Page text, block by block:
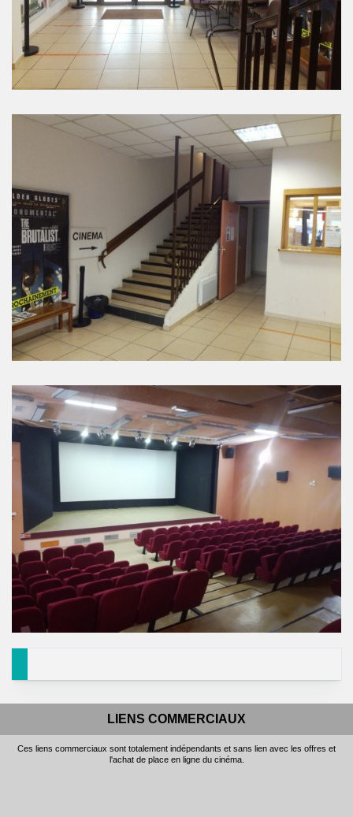
LIENS COMMERCIAUX
Ces liens commerciaux sont totalement indépendants et sans lien avec les offres et
l'achat de place en ligne du cinéma.